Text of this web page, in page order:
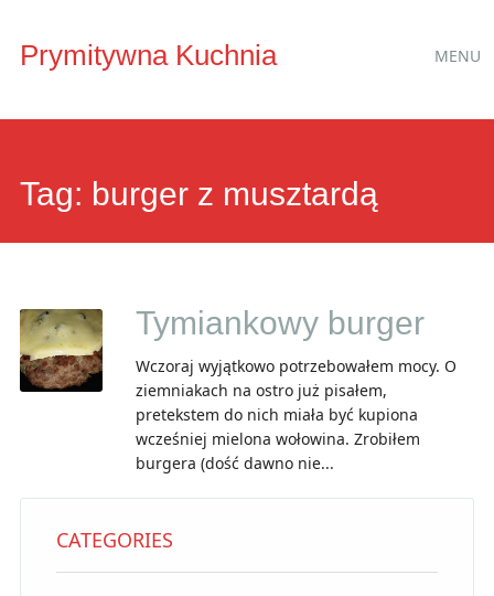
Prymitywna Kuchnia MENU
Tag: burger z musztardą
Tymiankowy burger
Wczoraj wyjątkowo potrzebowałem mocy. O
ziemniakach na ostro już pisałem,
pretekstem do nich miała być kupiona
wcześniej mielona wołowina. Zrobiłem
burgera (dość dawno nie...
CATEGORIES